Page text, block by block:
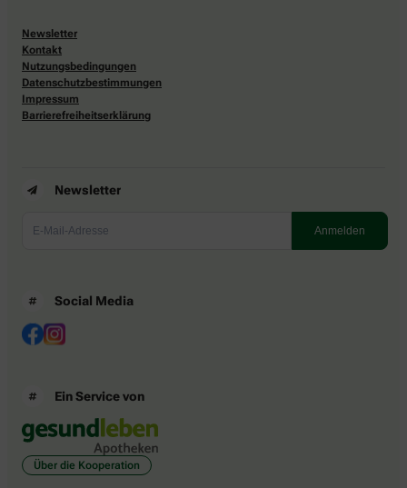
Newsletter
Kontakt
Nutzungsbedingungen
Datenschutzbestimmungen
Impressum
Barrierefreiheitserklärung
Newsletter
Social Media
Ein Service von
Über die Kooperation